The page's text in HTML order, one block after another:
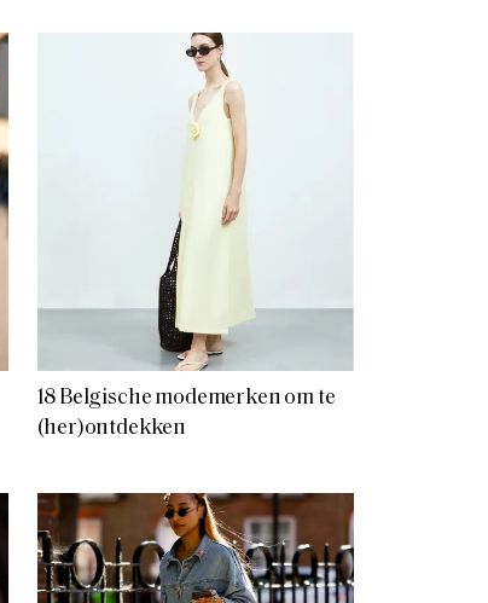
18 Belgische modemerken om te
(her)ontdekken